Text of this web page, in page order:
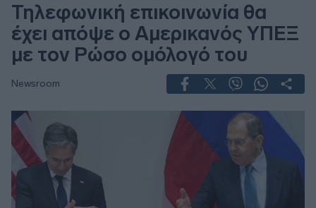
Τηλεφωνική επικοινωνία θα
έχει απόψε ο Αμερικανός ΥΠΕΞ
με τον Ρώσο ομόλογό του
Newsroom